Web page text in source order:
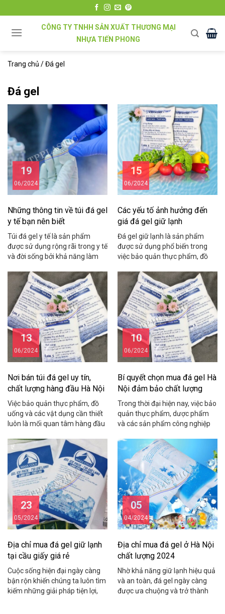
đến
CÔNG TY TNHH SẢN XUẤT THƯƠNG MẠI
NHỰA TIẾN PHONG
Trang chủ /Đá gel
Đá gel
19
06/2024
Những thông tin về túi đá gel
y tế bạn nên biết
Túi đá gel y tế là sản phẩm
được sử dụng rộng rãi trong y tế
và đời sống bởi khả năng làm
này sẽ cung cấp cho bạn những
thông tin chi tiết về cấu tạo,
công dụng, cách sử dụng và
bảo quản sản phẩm […]
15
06/2024
Các yếu tố ảnh hưởng đến
giá đá gel giữ lạnh
Đá gel giữ lạnh là sản phẩm
được sử dụng phổ biến trong
việc bảo quản thực phẩm, đồ
năng giữ lạnh hiệu quả và tiện
lợi, đá gel ngày càng được ưa
chuộng bởi các hộ gia đình,
doanh nghiệp và các ngành
công nghiệp khác nhau. Tuy […]
13
06/2024
Nơi bán túi đá gel uy tín,
chất lượng hàng đầu Hà Nội
Việc bảo quản thực phẩm, đồ
uống và các vật dụng cần thiết
luôn là mối quan tâm hàng đầu
vấn đề này, túi đá gel đã trở
thành giải pháp mang lại sự tiện
lợi, hiệu quả cao. Tuy nhiên, để
tìm kiếm địa chỉ bán túi […]
10
06/2024
Bí quyết chọn mua đá gel Hà
Nội đảm bảo chất lượng
Trong thời đại hiện nay, việc bảo
quản thực phẩm, dược phẩm
và các sản phẩm công nghiệp
trọng. Đá gel là giải pháp hiệu
quả giúp duy trì nhiệt độ lạnh
cần thiết cho những sản phẩm
này, đặc biệt là trong quá trình
vận chuyển và […]
23
05/2024
Địa chỉ mua đá gel giữ lạnh
tại cầu giấy giá rẻ
Cuộc sống hiện đại ngày càng
bận rộn khiến chúng ta luôn tìm
kiếm những giải pháp tiện lợi,
05
04/2024
Địa chỉ mua đá gel ở Hà Nội
chất lượng 2024
Nhờ khả năng giữ lạnh hiệu quả
và an toàn, đá gel ngày càng
được ưa chuộng và trở thành